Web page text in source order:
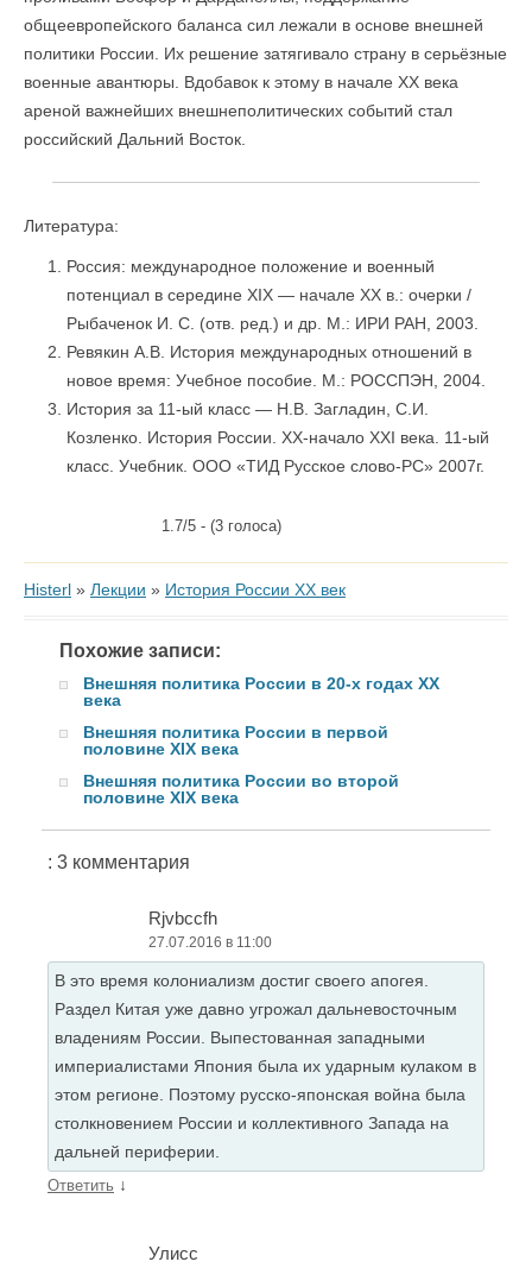
общеевропейского баланса сил лежали в основе внешней
политики России. Их решение затягивало страну в серьёзные
военные авантюры. Вдобавок к этому в начале XX века
ареной важнейших внешнеполитических событий стал
российский Дальний Восток.
Литература:
Россия: международное положение и военный
потенциал в середине XIX — начале XX в.: очерки /
Рыбаченок И. С. (отв. ред.) и др. М.: ИРИ РАН, 2003.
Ревякин А.В. История международных отношений в
новое время: Учебное пособие. М.: РОССПЭН, 2004.
История за 11-ый класс — Н.В. Загладин, С.И.
Козленко. История России. XX-начало XXI века. 11-ый
класс. Учебник. ООО «ТИД Русское слово-РС» 2007г.
1.7/5 - (3 голоса)
Histerl » Лекции » История России XX век
Похожие записи:
Внешняя политика России в 20-х годах ХХ
века
Внешняя политика России в первой
половине XIX века
Внешняя политика России во второй
половине XIX века
: 3 комментария
Rjvbccfh
27.07.2016 в 11:00
В это время колониализм достиг своего апогея.
Раздел Китая уже давно угрожал дальневосточным
владениям России. Выпестованная западными
империалистами Япония была их ударным кулаком в
этом регионе. Поэтому русско-японская война была
столкновением России и коллективного Запада на
дальней периферии.
Ответить ↓
Улисс